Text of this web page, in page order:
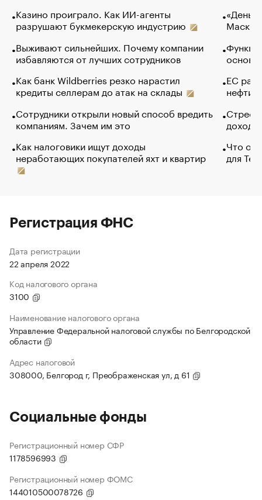
Казино проиграло. Как ИИ-агенты
разрушают букмекерскую индустрию
Выживают сильнейших. Почему компании
избавляются от лучших сотрудников
Как банк Wildberries резко нарастил
кредиты селлерам до атак на склады
Сотрудники открыли новый способ вредить
компаниям. Зачем им это
Как налоговики ищут доходы
неработающих покупателей яхт и квартир
Маск в
основ
ЕС
нефти
Что
для
Регистрация ФНС
Дата регистрации
22 апреля 2022
Код налогового органа
3100
Наименование налогового органа
Управление Федеральной налоговой службы по Белгородской
области
Адрес налоговой
308000, Белгород г, Преображенская ул, д 61
Социальные фонды
Регистрационный номер СФР
1178596993
Регистрационный номер ФОМС
144010500078726